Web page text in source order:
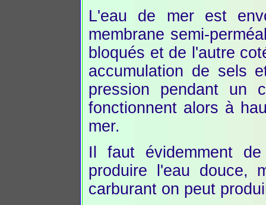
L'eau de mer est
membrane semi-
bloqués et de l'autre
accumulation de sels
pression pendant un
fonctionnent alors à
mer.
Il faut évidemment
produire l'eau douce,
carburant on peut